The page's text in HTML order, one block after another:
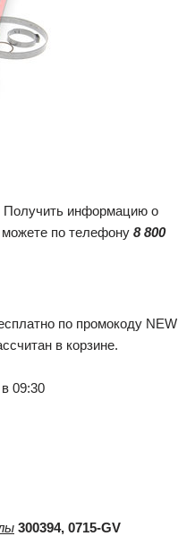
Получить информацию о
по телефону 8 800
по промокоду NEW
в корзине.
09:30
300394, 0715-GV